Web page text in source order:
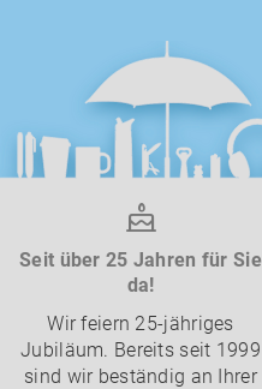
Seit über 25 Jahren für Sie
da!
Wir feiern 25-jähriges
Jubiläum. Bereits seit 1999
sind wir beständig an Ihrer